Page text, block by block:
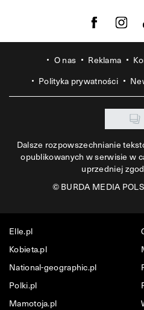
Visit us onVisit us
O nas Reklama
Polityka prywatności
Dalsze rozpowszechnianie
opublikowanych w serwisie w
uprzedniej
©BURDA MEDIA
Elle.pl
Kobieta.pl
National-geographic.pl
Polki.pl
Mamotoja.pl